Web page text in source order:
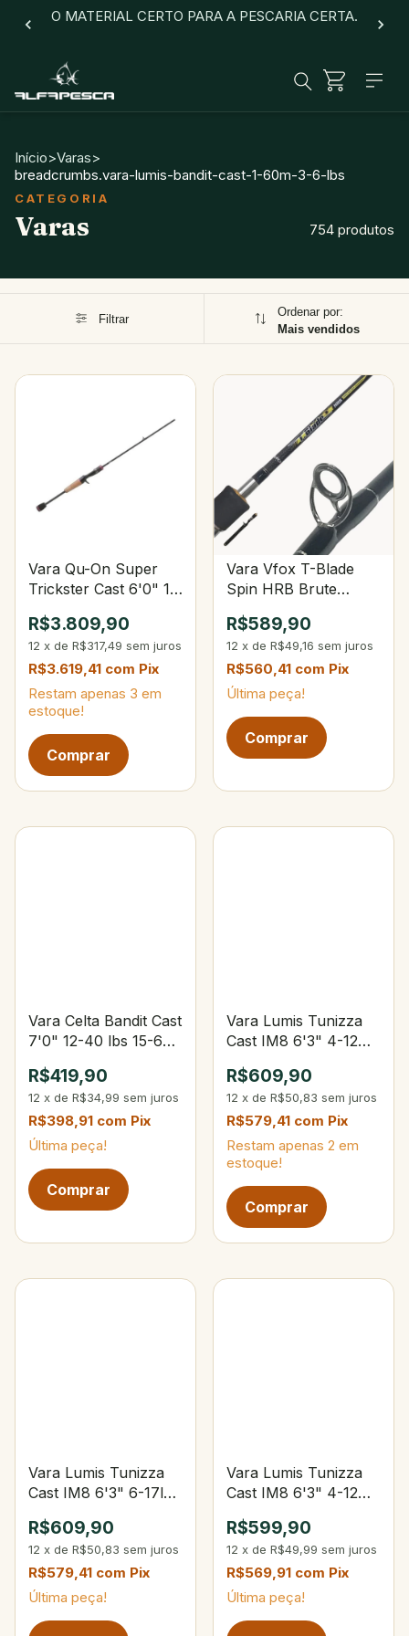
O MATERIAL CERTO PARA A PESCARIA CERTA.
Início>Varas>
breadcrumbs.vara-lumis-bandit-cast-1-60m-3-6-lbs
Varas 754 produtos
Filtrar
Ordenar por:
Mais vendidos
Vara Qu-On Super
Trickster Cast 6'0" 10
R$3.809,90
12 x de R$317,49 sem juros
R$3.619,41 com Pix
Restam apenas 3 em
estoque!
Vara Vfox T-Blade
Spin HRB Brute
lbs 1/4-3/4 oz 2-PC
R$589,90
12 x de R$49,16 sem juros
R$560,41 com Pix
Última peça!
Vara Celta Bandit Cast
7'0" 12-40 lbs 15-60
R$419,90
12 x de R$34,99 sem juros
R$398,91 com Pix
Última peça!
Vara Lumis Tunizza
Cast IM8 6'3" 4-12
R$609,90
12 x de R$50,83 sem juros
R$579,41 com Pix
Restam apenas 2 em
estoque!
Vara Lumis Tunizza
Cast IM8 6'3" 6-17lbs
R$609,90
12 x de R$50,83 sem juros
R$579,41 com Pix
Última peça!
Vara Lumis Tunizza
Cast IM8 6'3" 4-12
R$599,90
12 x de R$49,99 sem juros
R$569,91 com Pix
Última peça!